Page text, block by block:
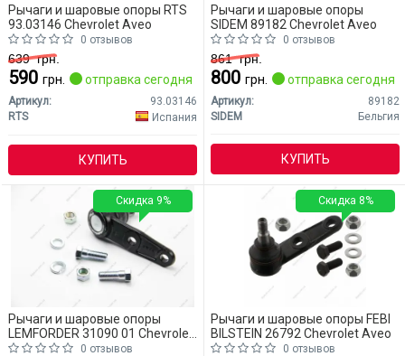
Рычаги и шаровые опоры RTS
93.03146 Chevrolet Aveo
0 отзывов
639грн.
590 грн. отправка сегодня
Артикул:
93.03146
RTS
Испания
КУПИТЬ
Рычаги и шаровые опоры
SIDEM 89182 Chevrolet Aveo
0 отзывов
861грн.
800 грн. отправка сегодня
Артикул:
89182
SIDEM
Бельгия
КУПИТЬ
Рычаги и шаровые опоры
LEMFORDER 31090 01 Chevrolet
Aveo
0 отзывов
Скидка 9%
Рычаги и шаровые опоры FEBI
BILSTEIN 26792 Chevrolet Aveo
0 отзывов
Скидка 8%